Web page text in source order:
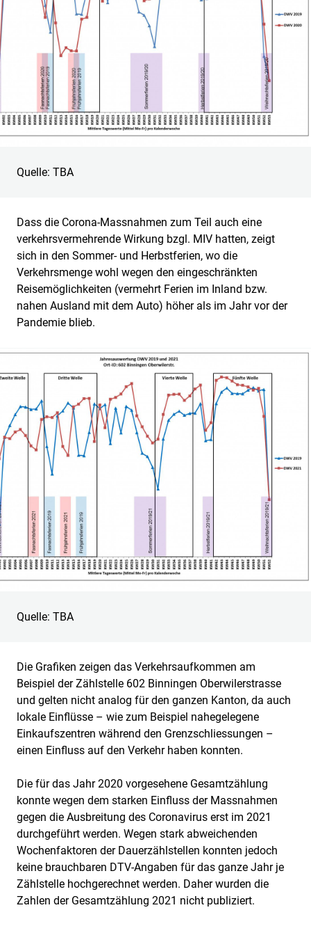
Quelle: TBA
Dass die Corona-Massnahmen zum Teil auch eine
verkehrsvermehrende Wirkung bzgl. MIV hatten, zeigt
sich in den Sommer- und Herbstferien, wo die
Verkehrsmenge wohl wegen den eingeschränkten
Reisemöglichkeiten (vermehrt Ferien im Inland bzw.
nahen Ausland mit dem Auto) höher als im Jahr vor der
Pandemie blieb.
Quelle: TBA
Die Grafiken zeigen das Verkehrsaufkommen am
Beispiel der Zählstelle 602 Binningen Oberwilerstrasse
und gelten nicht analog für den ganzen Kanton, da auch
lokale Einflüsse – wie zum Beispiel nahegelegene
Einkaufszentren während den Grenzschliessungen –
einen Einfluss auf den Verkehr haben konnten.
Die für das Jahr 2020 vorgesehene Gesamtzählung
konnte wegen dem starken Einfluss der Massnahmen
gegen die Ausbreitung des Coronavirus erst im 2021
durchgeführt werden. Wegen stark abweichenden
Wochenfaktoren der Dauerzählstellen konnten jedoch
keine brauchbaren DTV-Angaben für das ganze Jahr je
Zählstelle hochgerechnet werden. Daher wurden die
Zahlen der Gesamtzählung 2021 nicht publiziert.